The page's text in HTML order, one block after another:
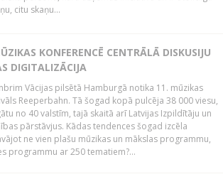
citu skaņu...
KONFERENCĒ CENTRĀLĀ DISKUSIJU
DIGITALIZĀCIJA
Vācijas pilsētā Hamburgā notika 11. mūzikas
Reeperbahn. Tā šogad kopā pulcēja 38 000 viesu,
no 40 valstīm, tajā skaitā arī Latvijas Izpildītāju un
pārstāvjus. Kādas tendences šogad izcēla
ne vien plašu mūzikas un mākslas programmu,
programmu ar 250 tematiem?...